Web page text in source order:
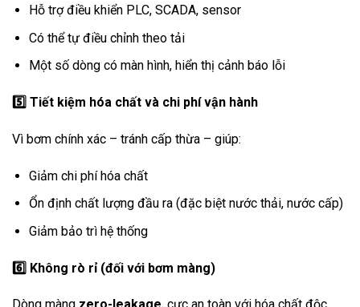
Hỗ trợ điều khiển PLC, SCADA, sensor
Có thể tự điều chỉnh theo tải
Một số dòng có màn hình, hiển thị cảnh báo lỗi
5️ Tiết kiệm hóa chất và chi phí vận hành
Vì bơm chính xác – tránh cấp thừa – giúp:
Giảm chi phí hóa chất
Ổn định chất lượng đầu ra (đặc biệt nước thải, nước cấp)
Giảm bảo trì hệ thống
6️ Không rò rỉ (đối với bơm màng)